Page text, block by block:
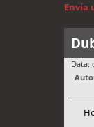
Envia
Data: